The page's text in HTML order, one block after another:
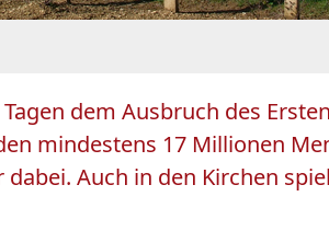
dem Ausbruch des
mindestens 17 Millionen
Auch in den Kirchen